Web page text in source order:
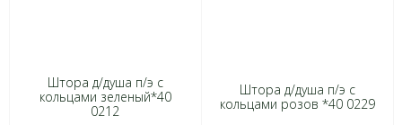
Штора д/душа п/э с
кольцами зеленый*40
0212
Штора д/душа п/э с
кольцами розов *40 0229